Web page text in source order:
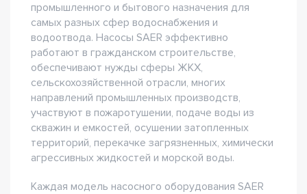
промышленного и бытового назначения для
самых разных сфер водоснабжения и
водоотвода. Насосы SAER эффективно
работают в гражданском строительстве,
обеспечивают нужды сферы ЖКХ,
сельскохозяйственной отрасли, многих
направлений промышленных производств,
участвуют в пожаротушении, подаче воды из
скважин и емкостей, осушении затопленных
территорий, перекачке загрязненных, химически
агрессивных жидкостей и морской воды.
Каждая модель насосного оборудования SAER